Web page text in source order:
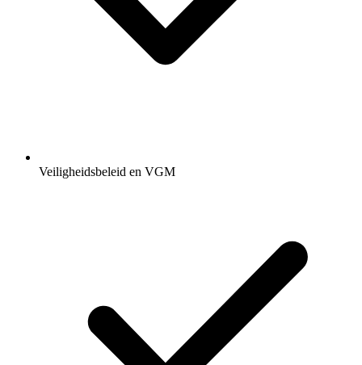
Veiligheidsbeleid en VGM